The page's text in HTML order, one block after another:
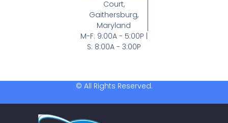
Court,
Gaithersburg,
Maryland
M-F: 9:00A - 5:00P |
S: 8:00A - 3:00P
© All Rights Reserved.